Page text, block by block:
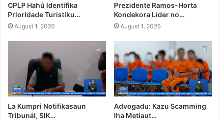
CPLP Hahú Identifika
Prioridade Turístiku…
August 1, 2026
Prezidente Ramos-Horta
Kondekora Líder no…
August 1, 2026
La Kumpri Notifikasaun
Tribunál, SIK…
Advogadu: Kazu Scamming
Iha Metiaut…